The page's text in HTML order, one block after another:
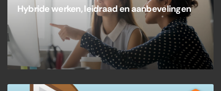
Hybride werken, leidraad en aanbevelingen